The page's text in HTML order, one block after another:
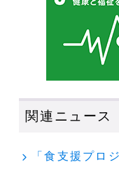
関連ニュース
「食支援プロ